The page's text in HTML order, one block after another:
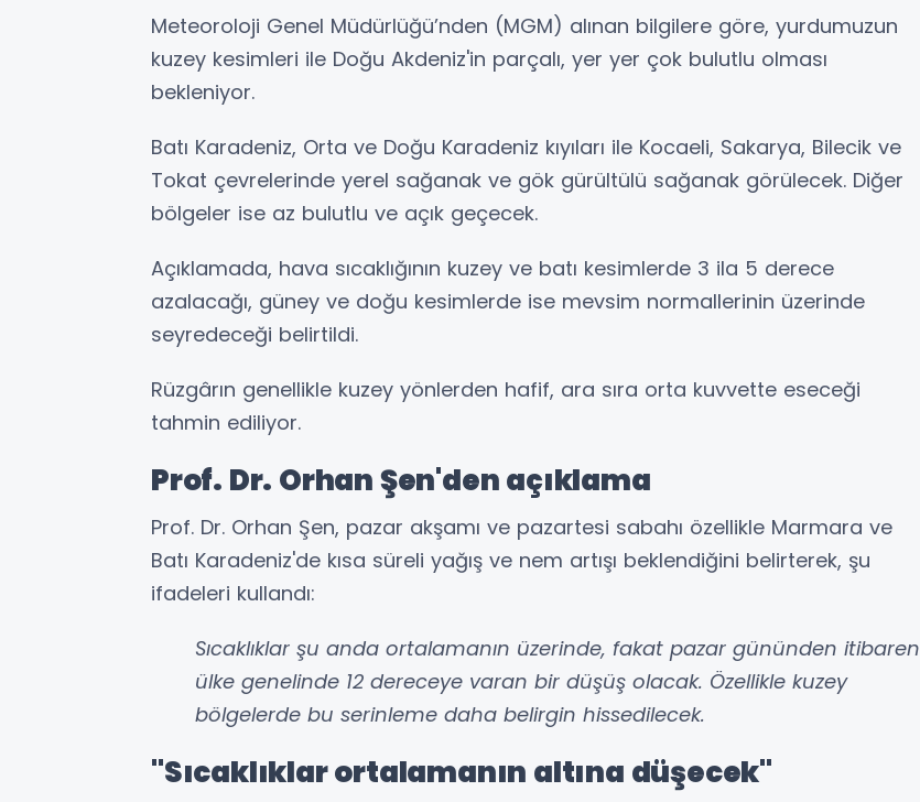
Meteoroloji Genel Müdürlüğü’nden (MGM) alınan bilgilere göre, yurdumuzun
kuzey kesimleri ile Doğu Akdeniz'in parçalı, yer yer çok bulutlu olması
bekleniyor.
Batı Karadeniz, Orta ve Doğu Karadeniz kıyıları ile Kocaeli, Sakarya, Bilecik ve
Tokat çevrelerinde yerel sağanak ve gök gürültülü sağanak görülecek. Diğer
bölgeler ise az bulutlu ve açık geçecek.
Açıklamada, hava sıcaklığının kuzey ve batı kesimlerde 3 ila 5 derece
azalacağı, güney ve doğu kesimlerde ise mevsim normallerinin üzerinde
seyredeceği belirtildi.
Rüzgârın genellikle kuzey yönlerden hafif, ara sıra orta kuvvette eseceği
tahmin ediliyor.
Prof. Dr. Orhan Şen'den açıklama
Prof. Dr. Orhan Şen, pazar akşamı ve pazartesi sabahı özellikle Marmara ve
Batı Karadeniz'de kısa süreli yağış ve nem artışı beklendiğini belirterek, şu
ifadeleri kullandı:
Sıcaklıklar şu anda ortalamanın üzerinde, fakat pazar gününden itibaren
ülke genelinde 12 dereceye varan bir düşüş olacak. Özellikle kuzey
bölgelerde bu serinleme daha belirgin hissedilecek.
"Sıcaklıklarortalamanın altına düşecek"